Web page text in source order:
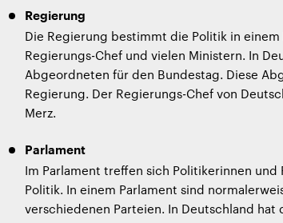
Regierung
Die Regierung bestimmt die Politik in einem
Regierungs-Chef und vielen Ministern. In
Abgeordneten für den Bundestag. Diese
Regierung. Der Regierungs-Chef von
Merz.
Parlament
Im Parlament treffen sich Politikerinnen
Politik. In einem Parlament sind
verschiedenen Parteien. In Deutschland hat